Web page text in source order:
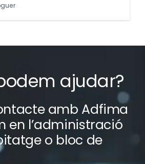
ajudar?
amb Adfima
en l’administració
o bloc de